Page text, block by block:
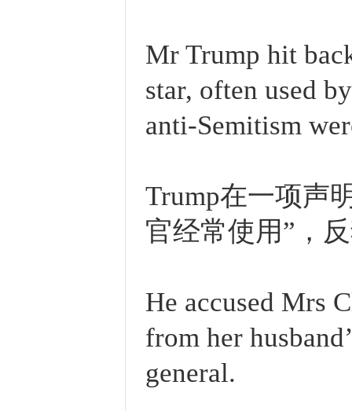
Mr Trump hit
star, often used
anti-Semitism
Trump在一项声
官经常使用”，
He accused Mrs
from her
general.